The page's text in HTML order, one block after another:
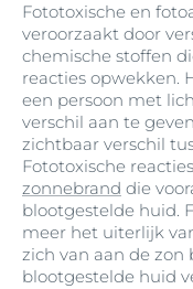
Fototoxische en
veroorzaakt door
chemische stoffen
reacties opwekken.
een persoon met
verschil aan te
zichtbaar verschil
Fototoxische
zonnebrand die
blootgestelde huid.
meer het uiterlijk
zich van aan de
blootgestelde huid